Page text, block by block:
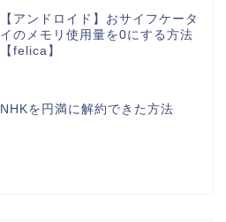
【アンドロイド】おサイフケータ
イのメモリ使用量を0にする方法
【felica】
NHKを円満に解約できた方法